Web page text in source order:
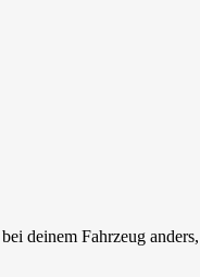
deinem Fahrzeug